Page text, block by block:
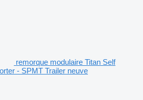
remorque modulaire Titan Self
- SPMT Trailer neuve